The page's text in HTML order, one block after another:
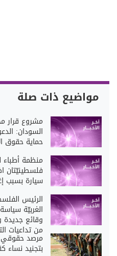
مواضيع ذات صلة
مشروع قرار
السودان:
حماية حقوق
منظمة أطباء
فلسطينيّتان
سيارة بسبب
الرئيس
الغربيّة
وقائع جديدة
من تداعيات
مرصد حقوقي
بتجنيد نساء